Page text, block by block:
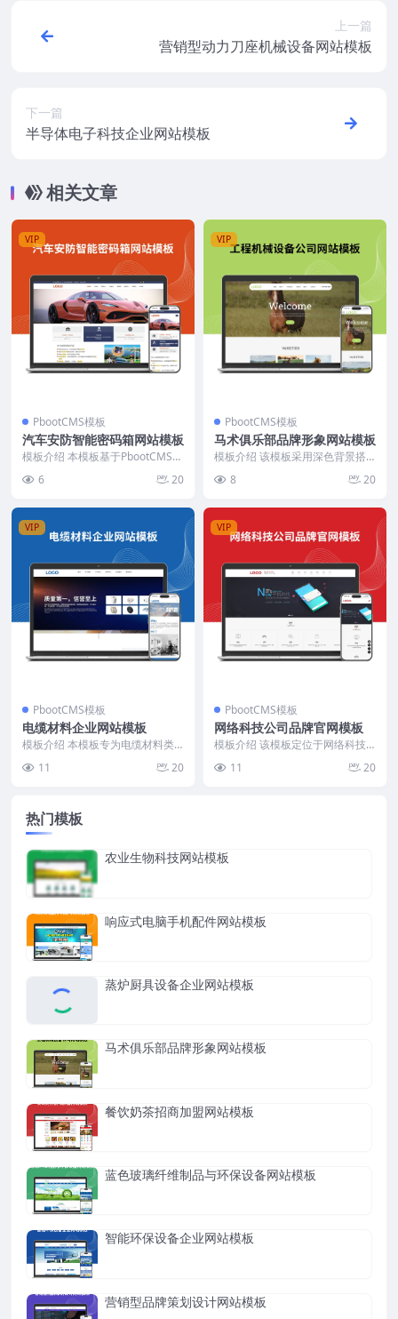
上一篇
营销型动力刀座机械设备网站模板
下一篇
半导体电子科技企业网站模板
相关文章
VIP
PbootCMS模板
汽车安防智能密码箱网站模板
模板介绍 本模板基于PbootCMS开
服务。适合推...
6 20
VIP
PbootCMS模板
马术俱乐部品牌形象网站模板
模板介绍 该模板采用深色背景搭
中在马术运动的高端与...
8 20
VIP
PbootCMS模板
电缆材料企业网站模板
模板介绍 本模板专为电缆材料类
出企业信息与产品展示...
11 20
VIP
PbootCMS模板
网络科技公司品牌官网模板
模板介绍 该模板定位于网络科技
专业。首页布局以服务...
11 20
热门模板
农业生物科技网站模板
响应式电脑手机配件网站模板
蒸炉厨具设备企业网站模板
马术俱乐部品牌形象网站模板
餐饮奶茶招商加盟网站模板
蓝色玻璃纤维制品与环保设备网站模板
智能环保设备企业网站模板
营销型品牌策划设计网站模板